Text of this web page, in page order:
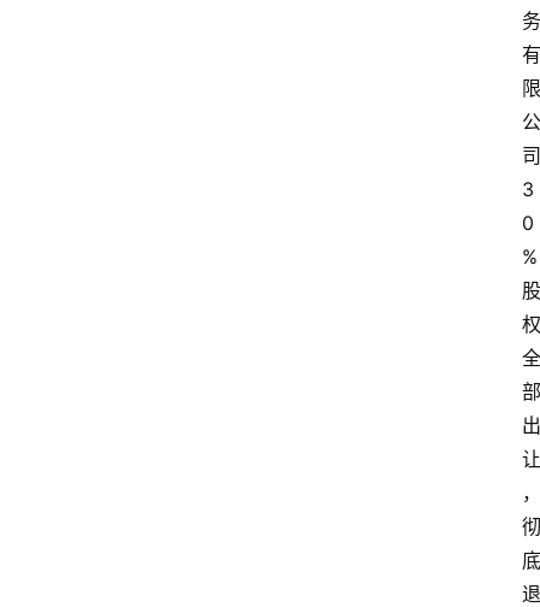
务
有
限
公
司
3
0
%
股
权
全
部
出
让
，
彻
底
退